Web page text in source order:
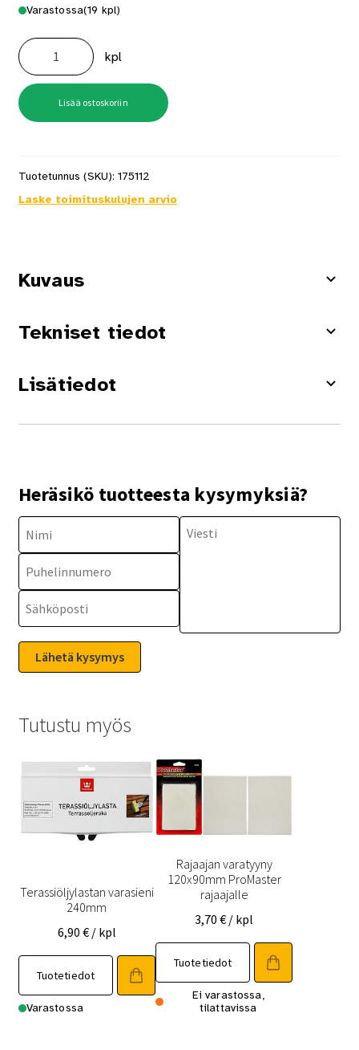
Varastossa(19 kpl)
Tasoituslasta
250mm
2-
K
RST
määrä
kpl
Lisää ostoskoriin
Tuotetunnus (SKU): 175112
Laske toimituskulujen arvio
Kuvaus
Tekniset tiedot
Lisätiedot
Heräsikö tuotteesta kysymyksiä?
Tutustu myös
Terassiöljylastan varasieni
240mm
6,90 € / kpl
Tuotetiedot
Varastossa
Rajaajan varatyyny
120x90mm ProMaster
rajaajalle
3,70€ / kpl
Tuotetiedot
Ei varastossa,
tilattavissa